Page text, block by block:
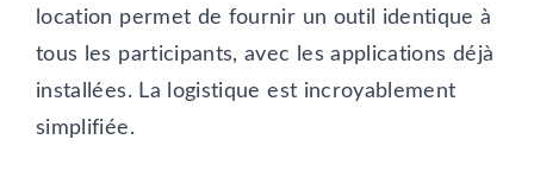
location permet de fournir un outil identique à
tous les participants, avec les applications déjà
installées. La logistique est incroyablement
simplifiée.